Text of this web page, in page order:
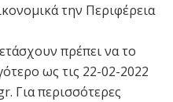
την Περιφέρεια
πρέπει να το
ως τις 22-02-2022
Για περισσότερες